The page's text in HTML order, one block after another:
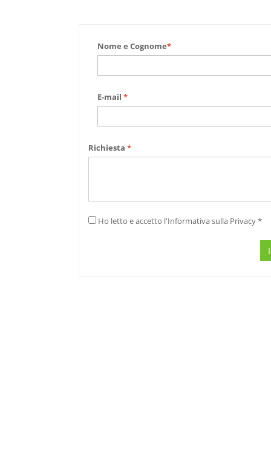
Nome e Cognome*
E-mail *
Richiesta *
Ho letto e accetto l'Informativa sulla Privacy *